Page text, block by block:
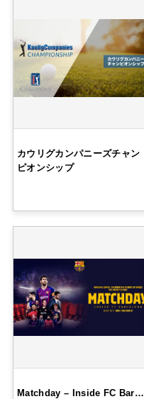
カウリグカンパニーズチャン
ピオンシップ
Matchday – Inside FC Bar…